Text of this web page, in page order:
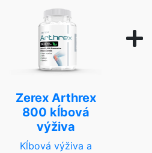
Zerex Arthrex
800 kĺbová
výživa
Kĺbová výživa a